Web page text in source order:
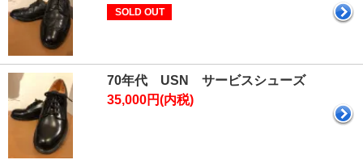
SOLD OUT
70年代 USN サービスシューズ
35,000円(内税)